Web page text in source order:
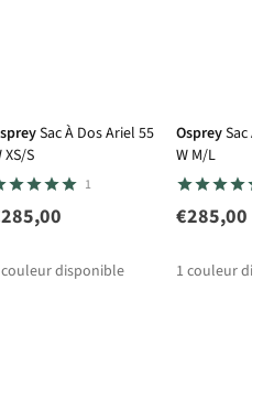
Sac À Dos Ariel 55
XS/S
1
couleur disponible
OspreySac À
W M/L
€285,00
1 couleur